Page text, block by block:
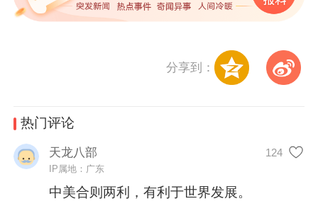
分享到：
热门评论
天龙八部 124
IP属地：广东
中美合则两利，有利于世界发展。